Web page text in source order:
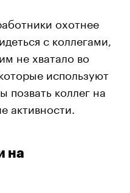
охотнее
с коллегами,
не хватало во
используют
позвать коллег на
активности.
на